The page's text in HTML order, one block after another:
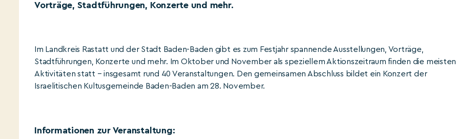
Vorträge, Stadtführungen, Konzerte und mehr.
Im Landkreis Rastatt und der Stadt Baden-Baden gibt es zum Festjahr spannende Ausstellungen, Vorträge,
Stadtführungen, Konzerte und mehr. Im Oktober und November als speziellem Aktionszeitraum finden die meisten
Aktivitäten statt – insgesamt rund 40 Veranstaltungen. Den gemeinsamen Abschluss bildet ein Konzert der
Israelitischen Kultusgemeinde Baden-Baden am 28. November.
Informationen zur Veranstaltung: